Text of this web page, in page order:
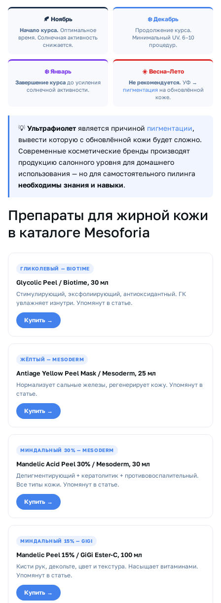
🍂 Ноябрь
Начало курса. Оптимальное
время. Солнечная активность
снижается.
❄️ Декабрь
Продолжение курса.
Минимальный UV. 6–10
процедур.
❄️ Январь
Завершение курса до усиления
солнечной активности.
☀️ Весна–Лето
Не рекомендуется. УФ →
пигментацияна обновлённой
коже.
💡 Ультрафиолет является причиной пигментации,
вывести которую с обновлённой кожи будет сложно.
Современные косметические бренды производят
продукцию салонного уровня для домашнего
использования — но для самостоятельного пилинга
необходимы знания и навыки.
Препараты для жирной кожи
в каталоге Mesoforia
ГЛИКОЛЕВЫЙ — BIOTIME
Glycolic Peel / Biotime, 30 мл
Стимулирующий, эксфолиирующий, антиоксидантный. ГК
увлажняет изнутри. Упомянут в статье.
Купить →
ЖЁЛТЫЙ — MESODERM
Antiage Yellow Peel Mask / Mesoderm, 25 мл
Нормализует сальные железы, регенерирует кожу. Упомянут в
статье.
Купить →
МИНДАЛЬНЫЙ 30% — MESODERM
Mandelic Acid Peel 30% / Mesoderm, 30 мл
Депигментирующий + кератолитик + противовоспалительный.
Все типы кожи. Упомянут в статье.
Купить →
МИНДАЛЬНЫЙ 15% — GIGI
Mandelic Peel 15% / GiGi Ester-C, 100 мл
Кисти рук, декольте, цвет и текстура. Насыщает витаминами.
Упомянут в статье.
Купить →